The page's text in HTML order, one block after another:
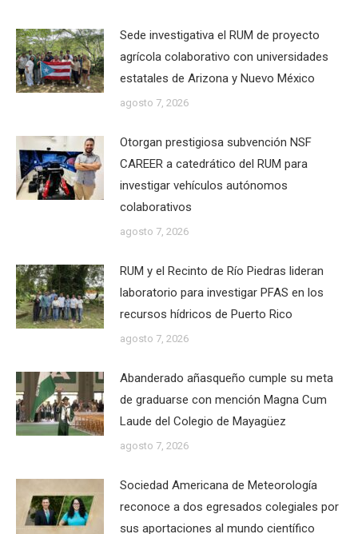
Sede investigativa el RUM de proyecto
agrícola colaborativo con universidades
estatales de Arizona y Nuevo México
agosto 7, 2026
Otorgan prestigiosa subvención NSF
CAREER a catedrático del RUM para
investigar vehículos autónomos
colaborativos
agosto 7, 2026
RUM y el Recinto de Río Piedras lideran
laboratorio para investigar PFAS en los
recursos hídricos de Puerto Rico
agosto 7, 2026
Abanderado añasqueño cumple su meta
de graduarse con mención Magna Cum
Laude del Colegio de Mayagüez
agosto 7, 2026
Sociedad Americana de Meteorología
reconoce a dos egresados colegiales por
sus aportaciones al mundo científico